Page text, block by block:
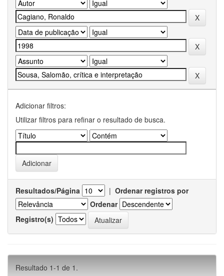
Adicionar filtros:
Utilizar filtros para refinar o resultado de busca.
Resultados/Página | Ordenar registros por
Ordenar
Registro(s)
Resultado 1-1 de 1.